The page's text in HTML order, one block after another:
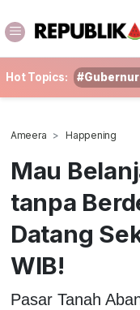
Hot Topics:
Ameera Happening
Mau
tanpa
Datang
WIB!
Pasar Tanah